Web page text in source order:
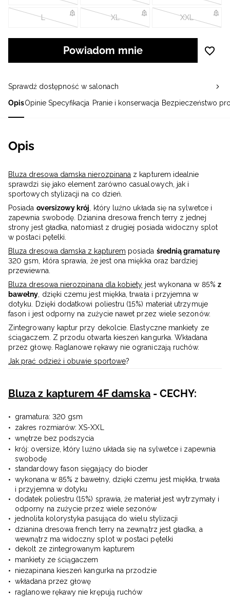
OpisOpinie Specyfikacja Pranie i konserwacja Bezpieczeństwo
Opis
Bluza dresowa damska nierozpinana z kapturem idealnie
sprawdzi się jako element zarówno casualowych, jak i
sportowych stylizacji na co dzień.
Posiada oversizowy krój, który luźno układa się na sylwetce i
zapewnia swobodę. Dzianina dresowa french terry z jednej
strony jest gładka, natomiast z drugiej posiada widoczny splot
w postaci pętelki.
Bluza dresowa damska z kapturem posiada średnią gramaturę
320 gsm, która sprawia, że jest ona ​​miękka oraz bardziej
przewiewna.
Bluza dresowa nierozpinana dla kobiety jest wykonana w 85% z
bawełny, dzięki czemu jest miękka, trwała i przyjemna w
dotyku. Dzięki dodatkowi poliestru (15%) materiał utrzymuje
fason i jest odporny na zużycie nawet przez wiele sezonów.
Zintegrowany kaptur przy dekolcie. Elastyczne mankiety ze
ściągaczem. Z przodu otwarta kieszeń kangurka. Wkładana
przez głowę. Raglanowe rękawy nie ograniczają ruchów.
Jak prać odzież i obuwie sportowe?
Bluza z kapturem 4F damska- CECHY:
gramatura: 320 gsm
zakres rozmiarów: XS-XXL
wnętrze bez podszycia
krój: oversize, który luźno układa się na sylwetce i zapewnia
swobodę
standardowy fason sięgający do bioder
wykonana w 85% z bawełny, dzięki czemu jest miękka, trwała
i przyjemna w dotyku
dodatek poliestru (15%) sprawia, że materiał jest wytrzymały i
odporny na zużycie przez wiele sezonów
jednolita kolorystyka pasująca do wielu stylizacji
dzianina dresowa french terry na zewnątrz jest gładka, a
wewnątrz ma widoczny splot w postaci pętelki
dekolt ze zintegrowanym kapturem
mankiety ze ściągaczem
niezapinana kieszeń kangurka na przodzie
wkładana przez głowę
raglanowe rękawy nie krępują ruchów
L XL XXL
Powiadom mnie
Sprawdź dostępność w salonach